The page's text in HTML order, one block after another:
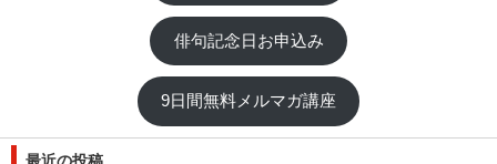
俳句記念日お申込み
9日間無料メルマガ講座
最近の投稿